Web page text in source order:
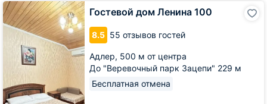
Гостевой дом Ленина 100
8.5 55 отзывов гостей
Адлер, 500 м от центра
До "Веревочный парк Зацепи" 229 м
Бесплатная отмена
Гостевой
дом
Ленина